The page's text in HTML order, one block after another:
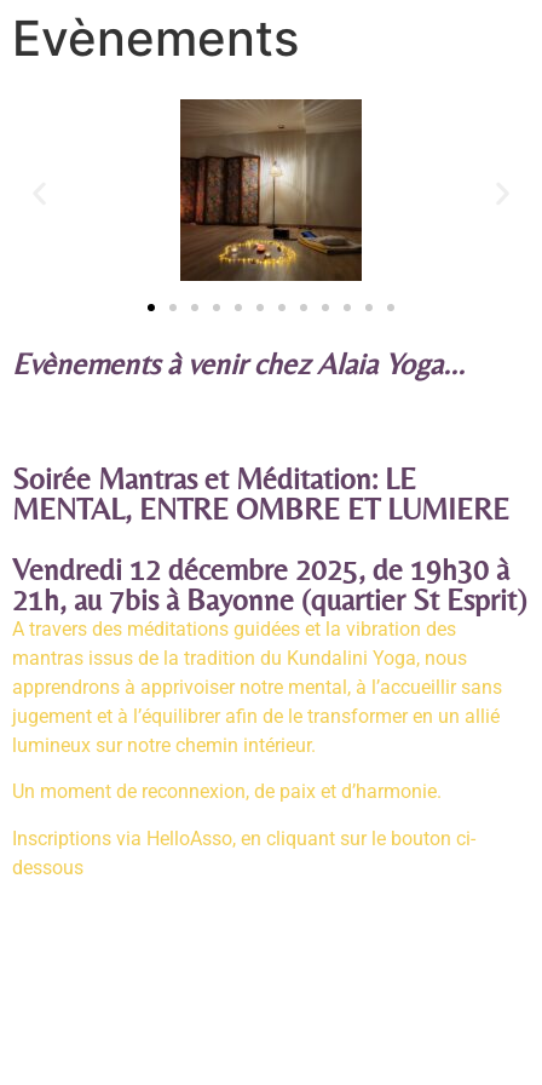
Evènements
Evènements à venir chez Alaia Yoga...
Soirée Mantras et Méditation: LE
MENTAL, ENTRE OMBRE ET LUMIERE
Vendredi 12 décembre 2025, de 19h30 à
21h, au 7bis à Bayonne (quartier St Esprit)
A travers des méditations guidées et la vibration des
mantras issus de la tradition du Kundalini Yoga, nous
apprendrons à apprivoiser notre mental, à l’accueillir sans
jugement et à l’équilibrer afin de le transformer en un allié
lumineux sur notre chemin intérieur.
Un moment de reconnexion, de paix et d’harmonie.
Inscriptions via HelloAsso, en cliquant sur le bouton ci-
dessous